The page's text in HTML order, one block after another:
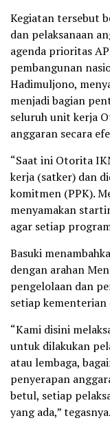
Kegiatan tersebut
dan pelaksanaan
agenda prioritas
pembangunan
Hadimuljono,
menjadi bagian
seluruh unit kerja
anggaran secara
“Saat ini Otorita
kerja (satker) dan
komitmen (PPK).
menyamakan
agar setiap
Basuki
dengan arahan
pengelolaan dan
setiap kementerian
“Kami disini
untuk dilakukan
atau lembaga,
penyerapan
betul, setiap
yang ada,” tegasnya.